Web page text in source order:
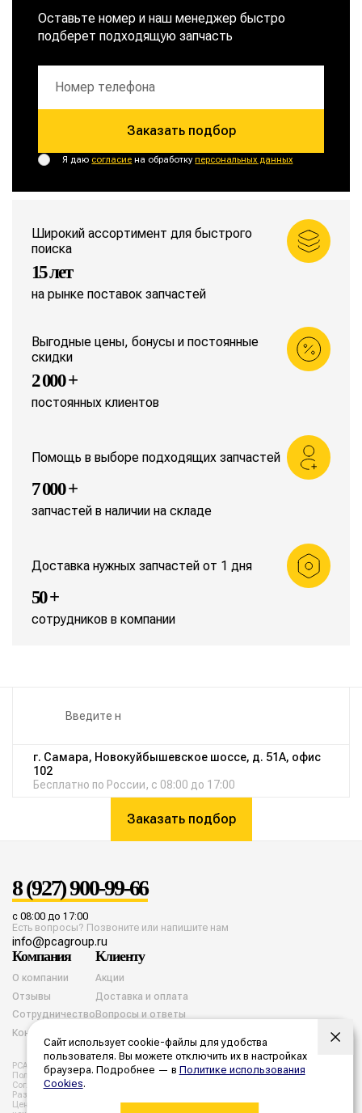
Оставьте номер и наш менеджер быстро
подберет подходящую запчасть
Заказать подбор
Я даю согласие на обработкуперсональных данных
Широкий ассортимент для быстрого
поиска
15 лет
на рынке поставок запчастей
Выгодные цены, бонусы и постоянные
скидки
2 000 +
постоянных клиентов
Помощь в выборе подходящих запчастей
7 000 +
запчастей в наличии на складе
Доставка нужных запчастей от 1 дня
50 +
сотрудников в компании
г. Самара, Новокуйбышевское шоссе, д. 51А, офис
102
Бесплатно по России, с 08:00 до 17:00
Заказать подбор
8 (927) 900-99-66
с 08:00 до 17:00
Есть вопросы? Позвоните или напишите нам
info@pcagroup.ru
Компания
О компании
Отзывы
Сотрудничество
Контакты
Клиенту
Акции
Доставка и оплата
Вопросы и ответы
PCA group. Все права защищены. 2026 год.
Политика конфиденциальностиСогласие на обработку cookies
Согласие на обработку персональных данных
Разработка и продвижение
Цены, указанные на сайте не являются публичной офертой. Все
Сайт использует cookie-файлы для удобства
пользователя. Вы можете отключить их в настройках
браузера. Подробнее — в Политике использования
Cookies.